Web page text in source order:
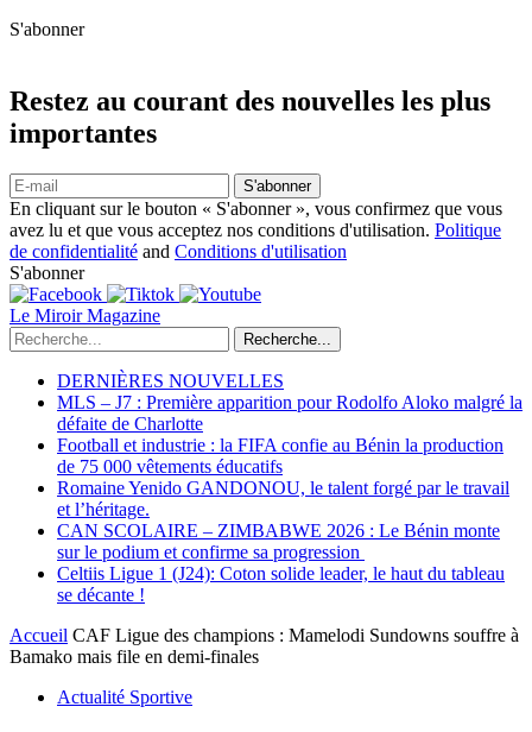
S'abonner
Restez au courant des nouvelles les plus
importantes
S'abonner
En cliquant sur le bouton « S'abonner », vous confirmez que vous
avez lu et que vous acceptez nos conditions d'utilisation. Politique
de confidentialité and Conditions d'utilisation
S'abonner
Le Miroir Magazine
Recherche...
DERNIÈRES NOUVELLES
MLS – J7 : Première apparition pour Rodolfo Aloko malgré la
défaite de Charlotte
Football et industrie : la FIFA confie au Bénin la production
de 75 000 vêtements éducatifs
Romaine Yenido GANDONOU, le talent forgé par le travail
et l’héritage.
CAN SCOLAIRE – ZIMBABWE 2026 : Le Bénin monte
sur le podium et confirme sa progression
Celtiis Ligue 1 (J24): Coton solide leader, le haut du tableau
se décante !
Accueil CAF Ligue des champions : Mamelodi Sundowns souffre à
Bamako mais file en demi-finales
Actualité Sportive